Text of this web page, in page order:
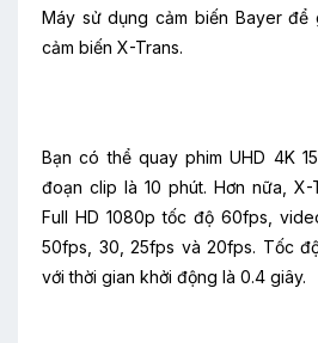
Máy sử dụng cảm biến Bayer để
cảm biến X-Trans.
Bạn có thể quay phim UHD 4K
đoạn clip là 10 phút. Hơn nữa,
Full HD 1080p tốc độ 60fps,
50fps, 30, 25fps và 20fps. Tốc
với thời gian khởi động là 0.4 giây.